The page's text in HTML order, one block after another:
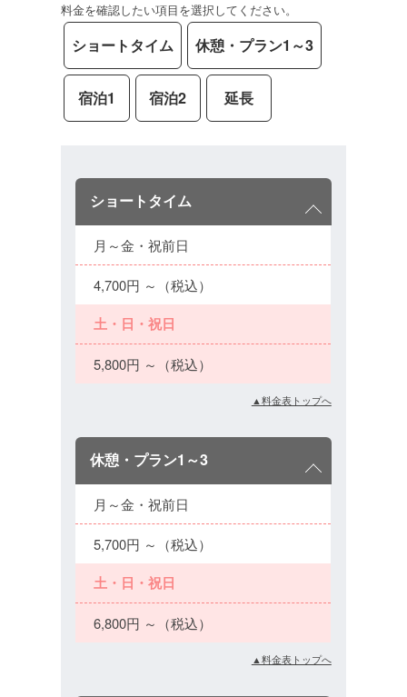
料金を確認したい項目を選択してください。
ショートタイム 休憩・プラン1～3
宿泊1 宿泊2 延長
ショートタイム
月～金・祝前日
4,700円 ～（税込）
土・日・祝日
5,800円 ～（税込）
▲料金表トップへ
休憩・プラン1～3
月～金・祝前日
5,700円 ～（税込）
土・日・祝日
6,800円 ～（税込）
▲料金表トップへ